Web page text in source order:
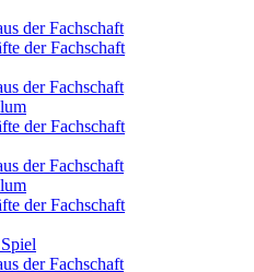
der Fachschaft
der Fachschaft
der Fachschaft
der Fachschaft
der Fachschaft
der Fachschaft
der Fachschaft